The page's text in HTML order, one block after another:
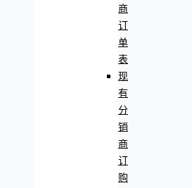
商
订
单
表
现
有
分
销
商
订
购